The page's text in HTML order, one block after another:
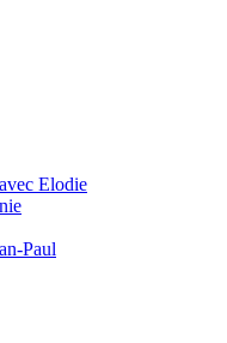
Elodie
Paul